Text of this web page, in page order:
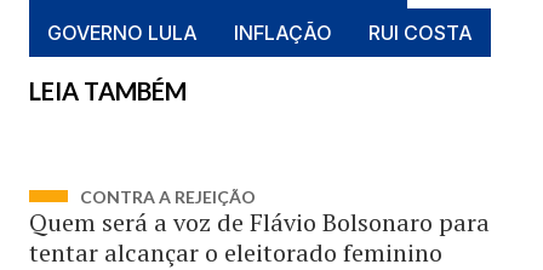
GOVERNO LULA
INFLAÇÃO RUI COSTA
LEIA TAMBÉM
CONTRA A REJEIÇÃO
Quem será a voz de Flávio Bolsonaro para
tentar alcançar o eleitorado feminino